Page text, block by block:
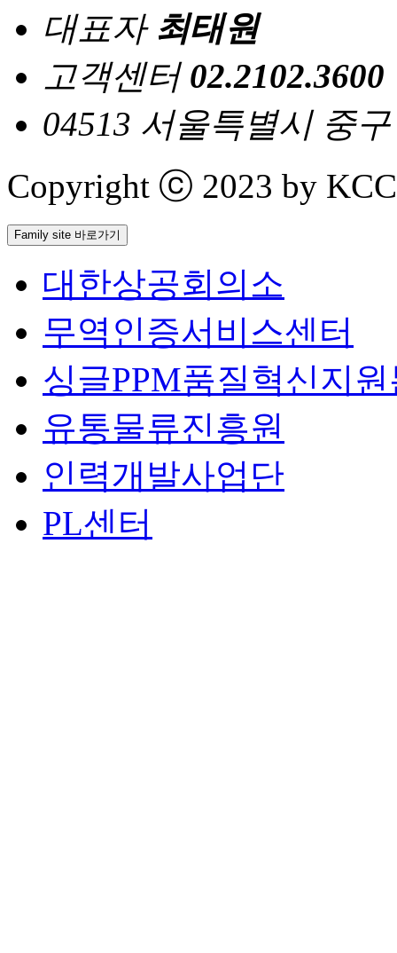
대표자 최태원
고객센터 02.2102.3600
04513 서울특별시 중
Copyright ⓒ 2023 by
Family site 바로가기
대한상공회의소
무역인증서비스센터
싱글PPM품질혁신지
유통물류진흥원
인력개발사업단
PL센터